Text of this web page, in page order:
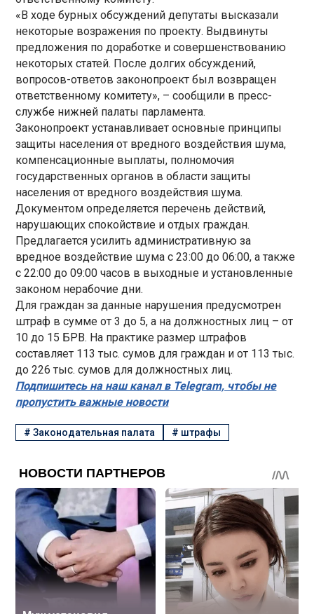
«В ходе бурных обсуждений депутаты высказали
некоторые возражения по проекту. Выдвинуты
предложения по доработке и совершенствованию
некоторых статей. После долгих обсуждений,
вопросов-ответов законопроект был возвращен
ответственному комитету», – сообщили в пресс-
службе нижней палаты парламента.
Законопроект устанавливает основные принципы
защиты населения от вредного воздействия шума,
компенсационные выплаты, полномочия
государственных органов в области защиты
населения от вредного воздействия шума.
Документом определяется перечень действий,
нарушающих спокойствие и отдых граждан.
Предлагается усилить административную за
вредное воздействие шума с 23:00 до 06:00, а также
с 22:00 до 09:00 часов в выходные и установленные
законом нерабочие дни.
Для граждан за данные нарушения предусмотрен
штраф в сумме от 3 до 5, а на должностных лиц – от
10 до 15 БРВ. На практике размер штрафов
составляет 113 тыс. сумов для граждан и от 113 тыс.
до 226 тыс. сумов для должностных лиц.
Подпишитесь на наш канал в Telegram, чтобы не
пропустить важные новости
#Законодательная палата # штрафы